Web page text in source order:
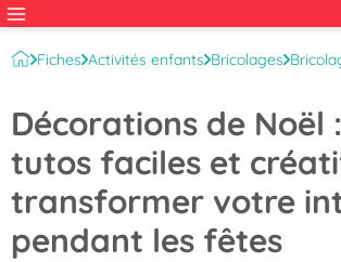
Fiches Activités enfants Bricolages
Décorations de Noël
tutos faciles et
transformer votre
pendant les fêtes